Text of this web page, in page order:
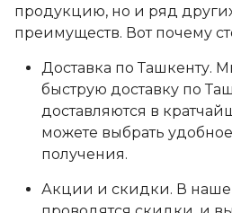
продукцию, но и ряд
преимуществ. Вот почему
Доставка по Ташкенту.
быструю доставку по
доставляются в
можете выбрать
получения.
Акции и скидки. В